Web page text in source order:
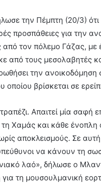
την Πέμπτη (20/3) ότι
προσπάθειες για την
τον πόλεμο Γάζας, με
από τους μεσολαβητές
την ανοικοδόμηση
οποίου βρίσκεται σε
Απαιτεί μία σαφή
Χαμάς και κάθε ένοπλη
αποκλεισμούς. Σε
να κάνουν τη
λαό», δήλωσε ο
τη μουσουλμανική